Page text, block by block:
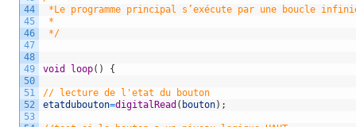
44
45
46
47
48
49
50
51
52
53
*Le programme principal s’exécute par une boucle
*
*/
void loop( ) {
// lecture de l'etat du bouton
etatdubouton=digitalRead ( bouton) ;